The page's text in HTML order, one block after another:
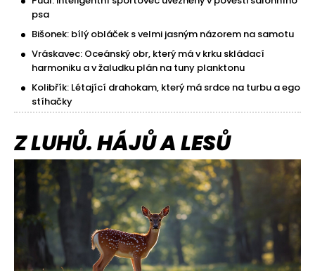
psa
Bišonek: bílý obláček s velmi jasným názorem na samotu
Vráskavec: Oceánský obr, který má v krku skládací
harmoniku a v žaludku plán na tuny planktonu
Kolibřík: Létající drahokam, který má srdce na turbu a ego
stíhačky
Z LUHŮ. HÁJŮ A LESŮ